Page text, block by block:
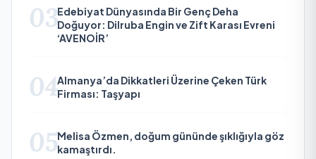
03Edebiyat Dünyasında Bir Genç Deha
Doğuyor: Dilruba Engin ve Zift Karası Evreni
‘AVENOİR’
04Almanya’da Dikkatleri Üzerine Çeken Türk
Firması: Taşyapı
05Melisa Özmen, doğum gününde şıklığıyla göz
kamaştırdı.